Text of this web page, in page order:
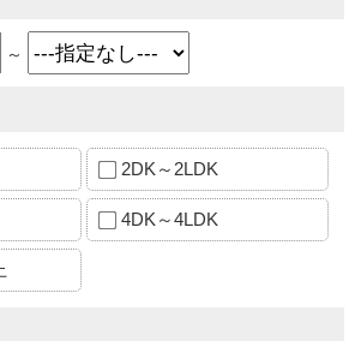
～
2DK～2LDK
4DK～4LDK